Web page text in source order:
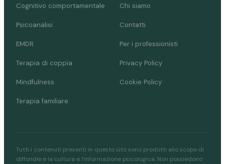
Cognitivo comportamentale
Psicoanalisi
EMDR
Terapia di coppia
Mindfulness
Terapia familiare
Chi siamo
Contatti
Per i professionisti
Privacy Policy
Cookie Policy
Tutti i contenuti presenti in questo sito sono prodotti allo scopo di
diffondere la cultura e l'informazione psicologica. Non possiedono